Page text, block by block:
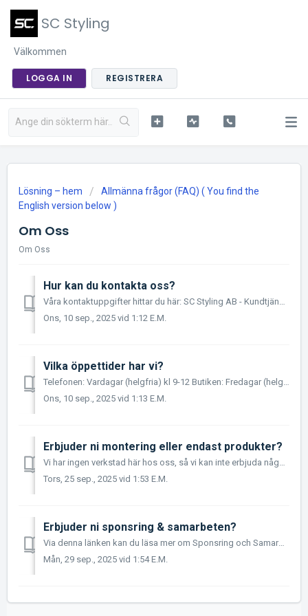
SC Styling
Välkommen
LOGGA IN REGISTRERA
Lösning – hem
Allmänna frågor (FAQ) ( You find the
English version below )
Om Oss
Om Oss
Hur kan du kontakta oss?
Våra kontaktuppgifter hittar du här: SC Styling AB - Kundtjänst & Support Du kan nå oss i första hand på mail och telefon, men vi har även en chatt, n...
Ons, 10 sep., 2025 vid 1:12 E.M.
Vilka öppettider har vi?
Telefonen: Vardagar (helgfria) kl 9-12 Butiken: Fredagar (helgfria) kl 13-16
Ons, 10 sep., 2025 vid 1:13 E.M.
Erbjuder ni montering eller endast produkter?
Vi har ingen verkstad här hos oss, så vi kan inte erbjuda någon montering av produkter. Däremot så utför vi BSR motoroptimering, både OBD optimering och äv...
Tors, 25 sep., 2025 vid 1:53 E.M.
Erbjuder ni sponsring & samarbeten?
Via denna länken kan du läsa mer om Sponsring och Samarbeten: Sponsring & samarbeten
Mån, 29 sep., 2025 vid 1:54 E.M.